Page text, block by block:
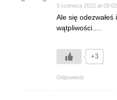
3 czerwca 2022 at 09:02
Ale się odezwałeś
wątpliwości….
+3
Odpowiedz